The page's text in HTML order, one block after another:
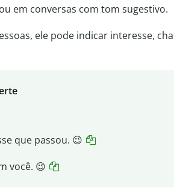
em conversas com tom sugestivo.
ele pode indicar interesse,
que passou. 😉
você. 😉